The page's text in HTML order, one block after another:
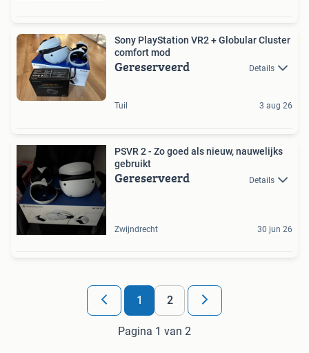
Sony PlayStation VR2 + Globular Cluster
comfort mod
Gereserveerd Details
Tuil 3 aug 26
PSVR 2 - Zo goed als nieuw, nauwelijks
gebruikt
Gereserveerd Details
Zwijndrecht 30 jun 26
1 2
Pagina 1 van 2